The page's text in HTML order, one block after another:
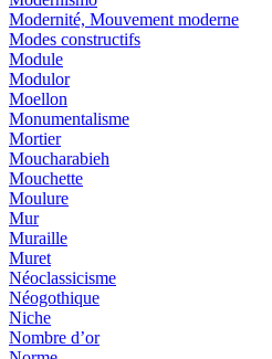
Modernité, Mouvement moderne
Modes constructifs
Module
Modulor
Moellon
Monumentalisme
Mortier
Moucharabieh
Mouchette
Moulure
Mur
Muraille
Muret
Néoclassicisme
Néogothique
Niche
Nombre d’or